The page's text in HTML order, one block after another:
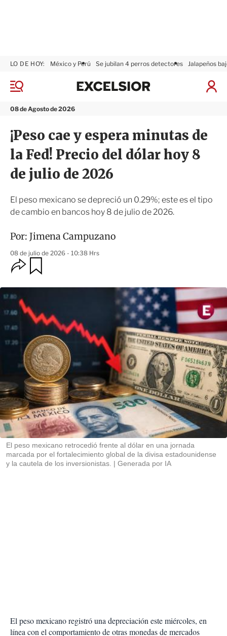
M
n
08 de Agosto de 2026
LO DE HOY: México y Perú Se jubilan 4 perros detectores Jalapeños
I
ó
x
i
r
¡Peso cae y espera minutas de
la Fed! Precio del dólar hoy 8
de julio de 2026
El peso mexicano se depreció un 0.29%; este es el tipo
de cambio en bancos hoy 8 de julio de 2026.
Por: Jimena Campuzano
08 de julio de 2026 - 10:38 Hrs
O
p
i
n
e
d
e
c
o
m
p
a
r
t
i
r
r
r
El peso mexicano retrocedió frente al dólar en una jornada
marcada por el fortalecimiento global de la divisa estadounidense
y la cautela de los inversionistas.
Generada por IA
El peso mexicano registró una depreciación este miércoles, en
línea con el comportamiento de otras monedas de mercados